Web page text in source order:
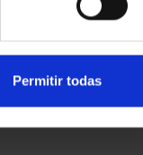
Permitir todas
CAPITALES DE
PROVINCIA 3
949,00 €
para usuarios registrados